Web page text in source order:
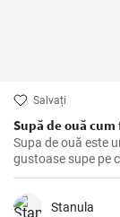
Salvați
Supă de ouă
Supa de ouă este
gustoase supe pe
fără efort, este
spre deliciul
Stanula